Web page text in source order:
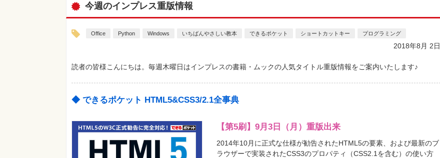
今週のインプレス重版情報
Office Python Windows いちばんやさしい教本 できるポケット ショートカットキー プログラミング
2018年8月 2日
読者の皆様こんにちは。毎週木曜日はインプレスの書籍・ムックの人気タイトル重版情報をご案内いたします♪
◆ できるポケット HTML5&CSS3/2.1全事典
【第5刷】9月3日（月）重版出来
2014年10月に正式な仕様が勧告されたHTML5の要素、および最新のブ
ラウザーで実装されたCSS3のプロパティ（CSS2.1を含む）の使い方